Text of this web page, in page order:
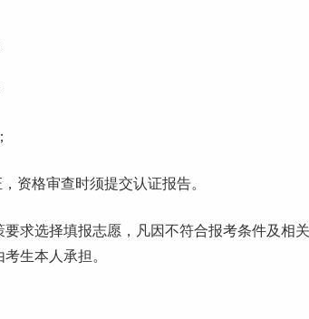
资格审查时须提交认证报告。
要求选择填报志愿 ，凡因不符合报考条件及相关
生本人承担。